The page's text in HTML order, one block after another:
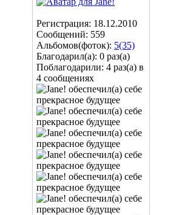
Регистрация: 18.12.2010
Сообщений: 559
Альбомов(фоток): 5(35)
Благодарил(а): 0 раз(а)
Поблагодарили: 4 раз(а) в
4 сообщениях